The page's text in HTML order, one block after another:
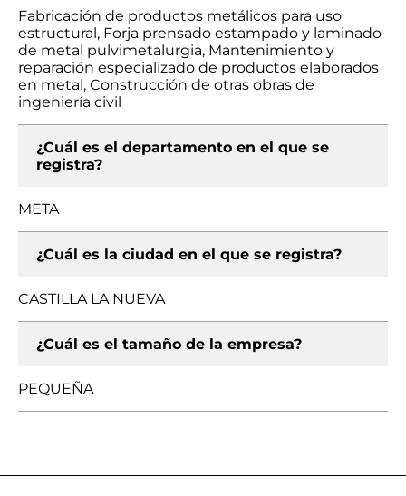
Fabricación de productos metálicos para uso
estructural, Forja prensado estampado y laminado
de metal pulvimetalurgia, Mantenimiento y
reparación especializado de productos elaborados
en metal, Construcción de otras obras de
ingeniería civil
¿Cuál es el departamento en el que se
registra?
META
¿Cuál es la ciudad en el que se registra?
CASTILLA LA NUEVA
¿Cuál es el tamaño de la empresa?
PEQUEÑA